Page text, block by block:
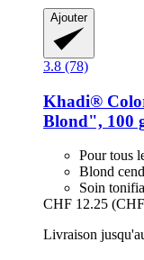
Ajouter
3.8 (78)
Khadi®
Blond", 100
Pour tous
Blond
Soin
CHF 12.25
Livraison